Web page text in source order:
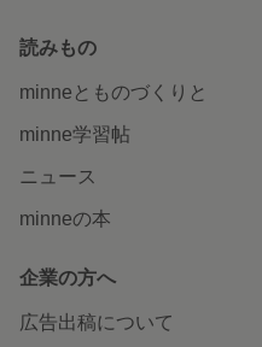
読みもの
minneとものづくりと
minne学習帖
ニュース
minneの本
企業の方へ
広告出稿について